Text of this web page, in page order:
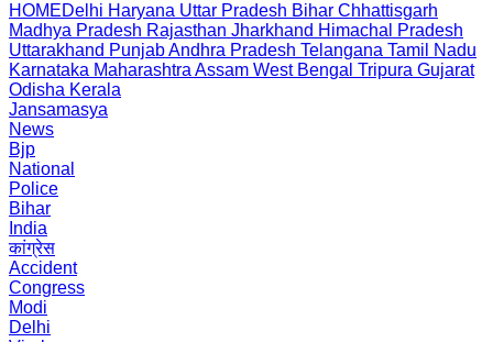
HOMEDelhi Haryana Uttar Pradesh Bihar Chhattisgarh
Madhya Pradesh Rajasthan Jharkhand Himachal Pradesh
Uttarakhand PunjabAndhra Pradesh Telangana Tamil Nadu
Karnataka Maharashtra Assam West Bengal Tripura Gujarat
Odisha Kerala
Jansamasya
News
Bjp
National
Police
Bihar
India
कांग्रेस
Accident
Congress
Modi
Delhi